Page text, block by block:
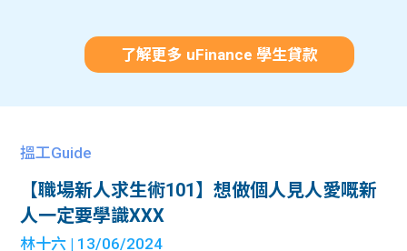
了解更多 uFinance 學生貸款
搵工Guide
【職場新人求生術101】想做個人見人愛嘅新
人一定要學識XXX
林十六 | 13/06/2024